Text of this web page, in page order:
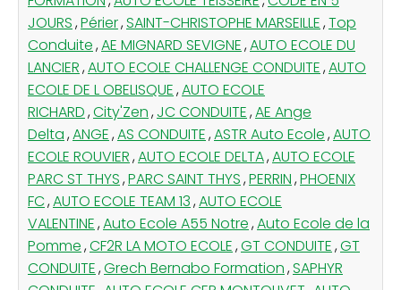
JOURS,Périer,SAINT-CHRISTOPHE MARSEILLE,Top
Conduite,AE MIGNARD SEVIGNE,AUTO ECOLE DU
LANCIER,AUTO ECOLE CHALLENGE CONDUITE,AUTO
ECOLE DE L OBELISQUE,AUTO ECOLE
RICHARD,City'Zen,JC CONDUITE,AE Ange
Delta,ANGE,AS CONDUITE,ASTR Auto Ecole,AUTO
ECOLE ROUVIER,AUTO ECOLE DELTA,AUTO ECOLE
PARC ST THYS,PARC SAINT THYS,PERRIN,PHOENIX
FC,AUTO ECOLE TEAM 13,AUTO ECOLE
VALENTINE,Auto Ecole A55 Notre,Auto Ecole de la
Pomme,CF2R LA MOTO ECOLE,GT CONDUITE,GT
CONDUITE,Grech Bernabo Formation,SAPHYR